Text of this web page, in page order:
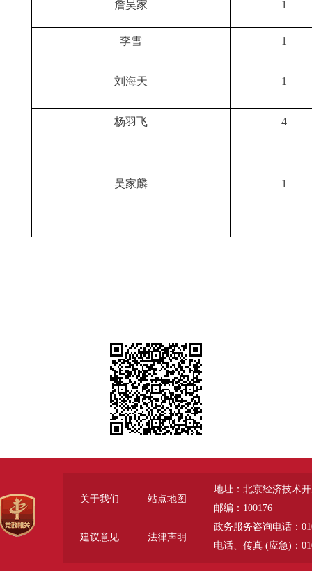
詹昊家 1
李雪 1
刘海天 1
杨羽飞 4
吴家麟 1
关于我们 站点地图
建议意见 法律声明
地址：北京经济技术
邮编：100176
政务服务咨询电话：
电话、传真 (应急)：